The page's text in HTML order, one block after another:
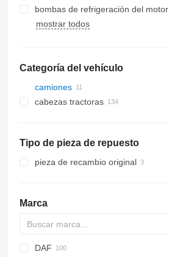
bombas de refrigeración del motor
mostrar todos
Categoría del vehículo
camiones
cabezas tractoras
Tipo de pieza de repuesto
pieza de recambio original
Marca
DAF